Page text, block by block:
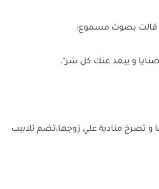
قالت بصوت مسموع:
و يبعد عنك كل شر".
و تصرخ منادية علي زوجها،تضم تلابيب